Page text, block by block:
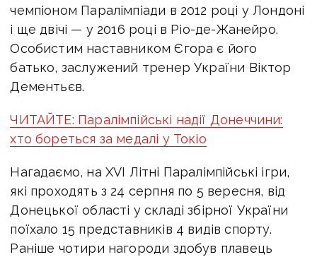
чемпіоном Паралімпіади в 2012 році у Лондоні
і ще двічі — у 2016 році в Ріо-де-Жанейро.
Особистим наставником Єгора є його
батько, заслужений тренер України Віктор
Дементьєв.
ЧИТАЙТЕ: Паралімпійські надії Донеччини:
хто бореться за медалі у Токіо
Нагадаємо, на XVI Літні Паралімпійські ігри,
які проходять з 24 серпня по 5 вересня, від
Донецької області у складі збірної України
поїхало 15 представників 4 видів спорту.
Раніше чотири нагороди здобув плавець